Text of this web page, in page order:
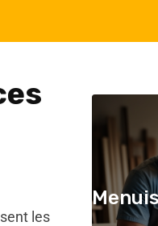
les